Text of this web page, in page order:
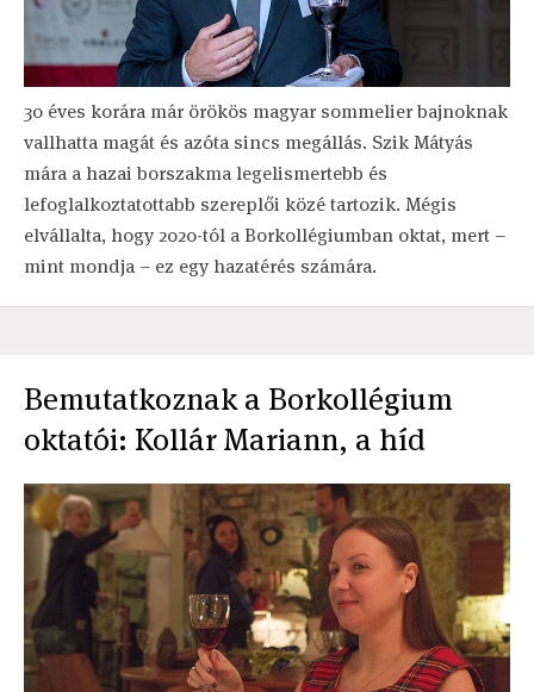
30 éves korára már örökös magyar sommelier bajnoknak
vallhatta magát és azóta sincs megállás. Szik Mátyás
mára a hazai borszakma legelismertebb és
lefoglalkoztatottabb szereplői közé tartozik. Mégis
elvállalta, hogy 2020-tól a Borkollégiumban oktat, mert –
mint mondja – ez egy hazatérés számára.
Bemutatkoznak a Borkollégium
oktatói: Kollár Mariann, a híd